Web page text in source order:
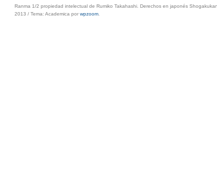
Ranma 1/2 propiedad intelectual de Rumiko Takahashi. Derechos en japonés
2013 / Tema: Academica por wpzoom